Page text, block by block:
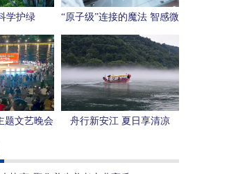
学护绿
“原子级”连接的魔法 智感微
电子用一枚芯片感知“人形
机器人”未来
题文艺晚会 舟行新安江 夏日享清凉